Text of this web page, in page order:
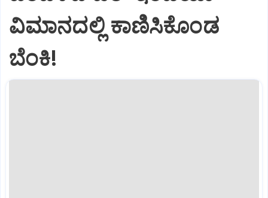
ವಿಮಾನದಲ್ಲಿ ಕಾಣಿಸಿಕೊಂಡ
ಬೆಂಕಿ!